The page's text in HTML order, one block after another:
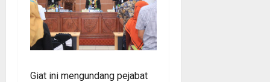
Giat ini mengundang pejabat